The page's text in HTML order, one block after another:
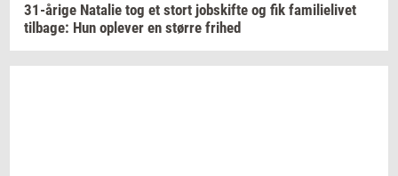
31-​årige Na­ta­lie tog et stort jobs­kif­te og fik fa­mi­li­e­li­vet
til­ba­ge: Hun op­le­ver en stør­re fri­hed